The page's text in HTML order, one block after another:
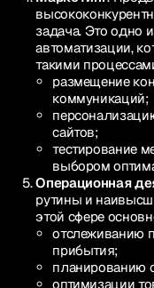
задача. Это одно
автоматизации,
такими
размещение
коммуникаций;
сайтов;
тестирование
выбором
Операционная
рутины и
этой сфере
отслеживанию
прибытия;
планированию
оптимизации